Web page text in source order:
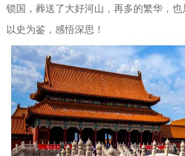
锁国，葬送了大好河山，再多的繁华，也
以史为鉴，感悟深思！